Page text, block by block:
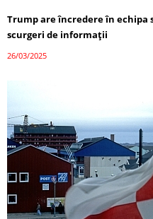
Trump are încredere în
scurgeri de informații
26/03/2025